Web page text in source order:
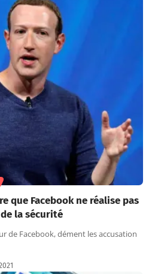
que Facebook ne réalise pas
la sécurité
de Facebook, dément les accusation